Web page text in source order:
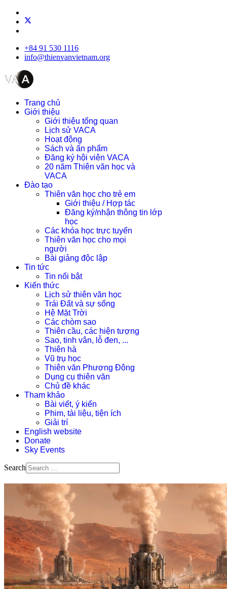
+84 91 530 1116
info@thienvanvietnam.org
Trang chủ
Giới thiệu
Giới thiệu tổng quan
Lịch sử VACA
Hoạt động
Sách và ấn phẩm
Đăng ký hội viên VACA
20 năm Thiên văn học và
VACA
Đào tạo
Thiên văn học cho trẻ em
Giới thiệu / Hợp tác
Đăng ký/nhận thông tin lớp
học
Các khóa học trực tuyến
Thiên văn học cho mọi
người
Bài giảng độc lập
Tin tức
Tin nổi bật
Kiến thức
Lịch sử thiên văn học
Trái Đất và sự sống
Hệ Mặt Trời
Các chòm sao
Thiên cầu, các hiện tượng
Sao, tinh vân, lỗ đen, ...
Thiên hà
Vũ trụ học
Thiên văn Phương Đông
Dụng cụ thiên văn
Chủ đề khác
Tham khảo
Bài viết, ý kiến
Phim, tài liệu, tiện ích
Giải trí
English website
Donate
Sky Events
Search